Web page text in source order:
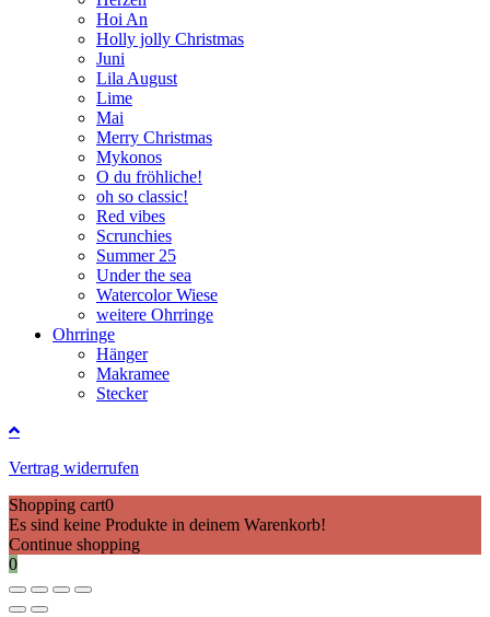
Hoi An
Holly jolly Christmas
Juni
Lila August
Lime
Mai
Merry Christmas
Mykonos
O du fröhliche!
oh so classic!
Red vibes
Scrunchies
Summer 25
Under the sea
Watercolor Wiese
weitere Ohrringe
Ohrringe
Hänger
Makramee
Stecker
Vertrag widerrufen
Shopping cart0
Es sind keine Produkte in deinem Warenkorb!
Continue shopping
0